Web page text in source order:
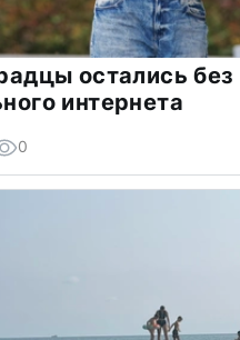
остались без
интернета
0